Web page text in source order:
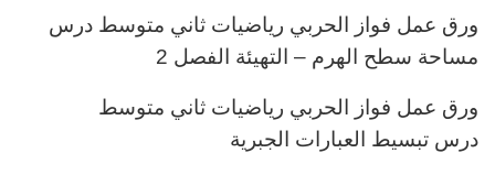
ورق عمل فواز الحربي رياضيات ثاني متوسط درس
مساحة سطح الهرم – التهيئة الفصل 2
ورق عمل فواز الحربي رياضيات ثاني متوسط
درس تبسيط العبارات الجبرية